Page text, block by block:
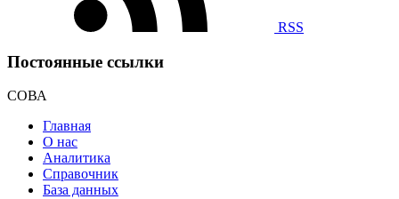
RSS
Постоянные ссылки
СОВА
Главная
О нас
Аналитика
Справочник
База данных